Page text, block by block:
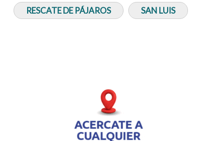
RESCATE DE PÁJAROS SAN LUIS